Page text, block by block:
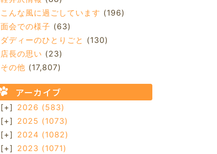
こんな風に過ごしています (196)
面会での様子 (63)
ダディーのひとりごと (130)
店長の思い (23)
その他 (17,807)
アーカイブ
[+] 2026 (583)
[+] 2025 (1073)
[+] 2024 (1082)
[+] 2023 (1071)